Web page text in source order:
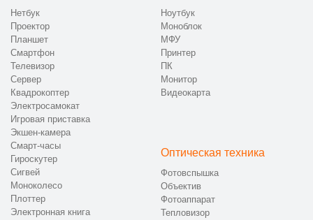
Нетбук
Проектор
Планшет
Смартфон
Телевизор
Сервер
Квадрокоптер
Электросамокат
Игровая приставка
Экшен-камера
Смарт-часы
Гироскутер
Сигвей
Моноколесо
Плоттер
Электронная книга
Ноутбук
Моноблок
МФУ
Принтер
ПК
Монитор
Видеокарта
Оптическая техника
Фотовспышка
Объектив
Фотоаппарат
Тепловизор